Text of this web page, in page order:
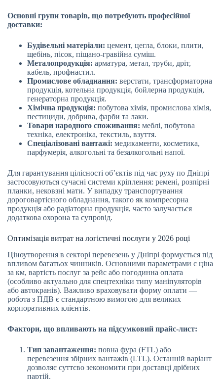
Основні групи товарів, що потребують професійної
доставки:
Будівельні матеріали: цемент, цегла, блоки, плити,
щебінь, пісок, піщано-гравійна суміш.
Металопродукція: арматура, метал, труби, дріт,
кабель, профнастил.
Промислове обладнання: верстати, трансформаторна
продукція, котельна продукція, бойлерна продукція,
генераторна продукція.
Хімічна продукція: побутова хімія, промислова хімія,
пестициди, добрива, фарби та лаки.
Товари народного споживання: меблі, побутова
техніка, електроніка, текстиль, взуття.
Спеціалізовані вантажі: медикаменти, косметика,
парфумерія, алкогольні та безалкогольні напої.
Для гарантування цілісності об’єктів під час руху по Дніпрі
застосовуються сучасні системи кріплення: ремені, розпірні
планки, нековзні мати. У випадку транспортування
дороговартісного обладнання, такого як компресорна
продукція або радіаторна продукція, часто залучається
додаткова охорона та супровід.
Оптимізація витрат на логістичні послуги у 2026 році
Ціноутворення в секторі перевезень у Дніпрі формується під
впливом багатьох чинників. Основними параметрами є ціна
за км, вартість послуг за рейс або погодинна оплата
(особливо актуально для спецтехніки типу маніпуляторів
або автокранів). Важливо враховувати форму оплати —
робота з ПДВ є стандартною вимогою для великих
корпоративних клієнтів.
Фактори, що впливають на підсумковий прайс-лист:
Тип завантаження: повна фура (FTL) або
перевезення збірних вантажів (LTL). Останній варіант
дозволяє суттєво зекономити при доставці дрібних
партій.